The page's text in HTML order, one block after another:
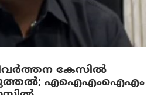
കേസിൽ
എഐഎംഐഎം